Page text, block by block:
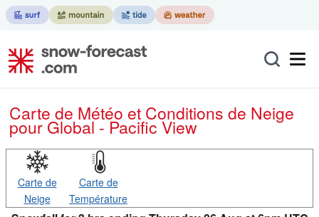
Carte de Météo et Conditions de Neige
pour Global - Pacific View
Carte de
Neige
Carte de
Température